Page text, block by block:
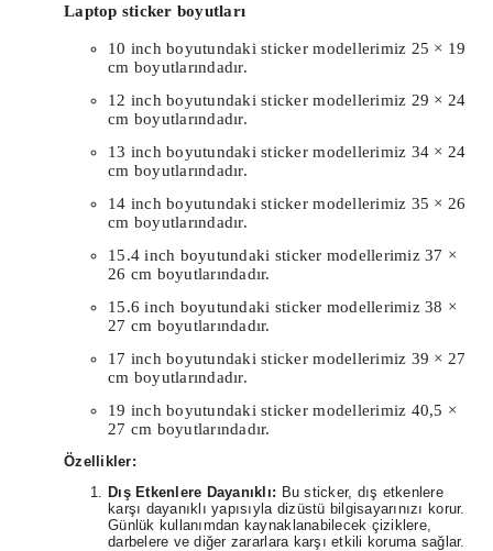
Laptop sticker boyutları
10 inch boyutundaki sticker modellerimiz 25 × 19
cm boyutlarındadır.
12 inch boyutundaki sticker modellerimiz 29 × 24
cm boyutlarındadır.
13 inch boyutundaki sticker modellerimiz 34 × 24
cm boyutlarındadır.
14 inch boyutundaki sticker modellerimiz 35 × 26
cm boyutlarındadır.
15.4 inch boyutundaki sticker modellerimiz 37 ×
26 cm boyutlarındadır.
15.6 inch boyutundaki sticker modellerimiz 38 ×
27 cm boyutlarındadır.
17 inch boyutundaki sticker modellerimiz 39 × 27
cm boyutlarındadır.
19 inch boyutundaki sticker modellerimiz 40,5 ×
27 cm boyutlarındadır.
Özellikler:
Dış Etkenlere Dayanıklı: Bu sticker, dış etkenlere
karşı dayanıklı yapısıyla dizüstü bilgisayarınızı korur.
Günlük kullanımdan kaynaklanabilecek çiziklere,
darbelere ve diğer zararlara karşı etkili koruma sağlar.